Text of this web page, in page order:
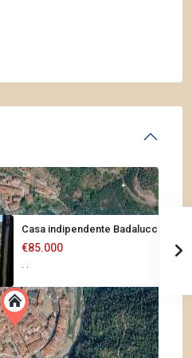
Casa indipendente Badalucco
€85.000
· ·